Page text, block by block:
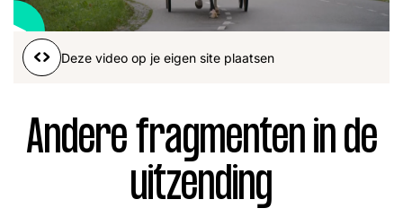
Word lid
Facebook
Instagram
John Julius
Nieuws Nieuwsbrief
Deze video op je eigen site plaatsen
Andere fragmenten in de
uitzending